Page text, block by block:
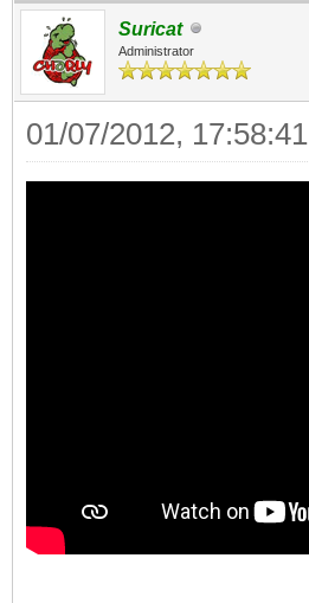
Suricat
Administrator
01/07/2012, 17:58:41